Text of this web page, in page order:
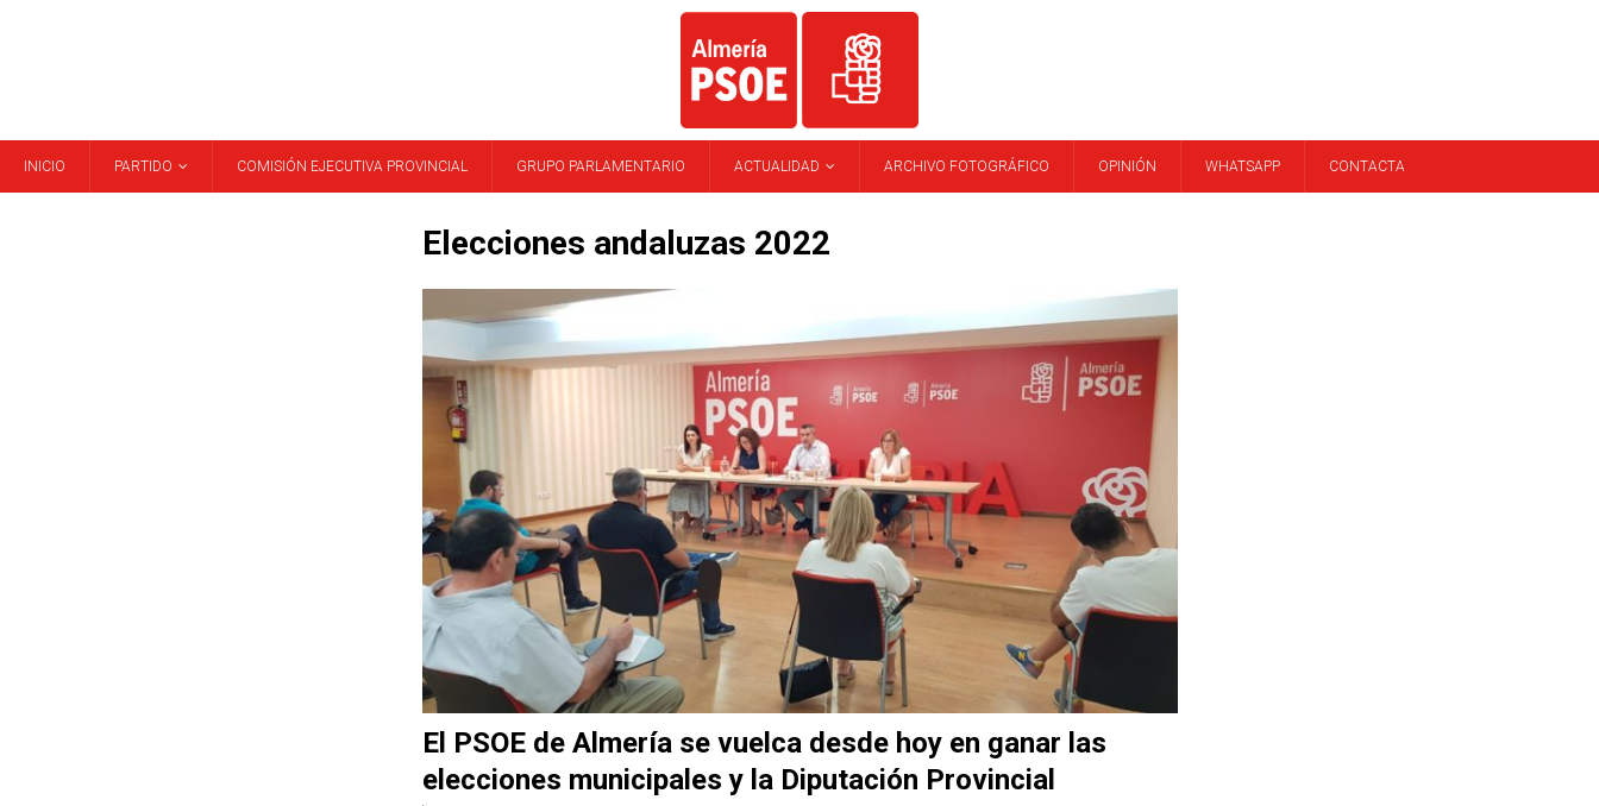
INICIO PARTIDO COMISIÓN EJECUTIVA PROVINCIAL GRUPO PARLAMENTARIO ACTUALIDAD ARCHIVO FOTOGRÁFICO OPINIÓN WHATSAPP CONTACTA
Elecciones andaluzas 2022
El PSOE de Almería se vuelca desde hoy en ganar las
elecciones municipales y la Diputación Provincial